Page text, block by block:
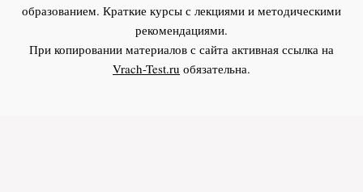
образованием. Краткие курсы с лекциями и методическими
рекомендациями.
При копировании материалов с сайта активная ссылка на
Vrach-Test.ru обязательна.